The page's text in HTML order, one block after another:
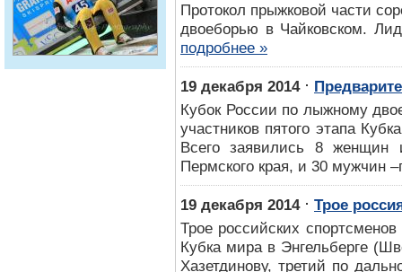
Протокол прыжковой части
двоеборью в Чайковском.
подробнее »
19 декабря 2014⋅
Кубок России по лыжному
участников пятого этапа
Всего заявились 8 женщин
Пермского края, и 30 мужчин
19 декабря 2014⋅ Трое
Трое российских
Кубка мира в Энгельберге
Хазетдинову, третий по